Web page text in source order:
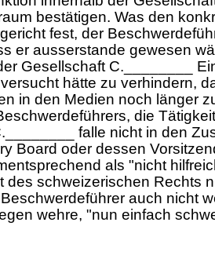
bestätigen. Was den
fest, der
er ausserstande gewesen
Gesellschaft C.________
hätte zu verhindern,
in den Medien noch länger
die
falle nicht in den
Board oder dessen
als "nicht
des schweizerischen Rechts
auch nicht
wehre, "nun einfach